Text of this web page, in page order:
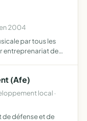
2004
par tous les
entreprenariat de
(Afe)
local ·
de défense et de